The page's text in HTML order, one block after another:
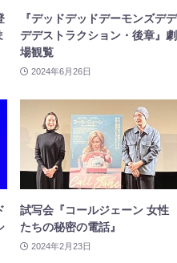
『デッドデッドデーモンズデデ
デデストラクション・後章』劇
場観覧
2024年6月26日
試写会『コールジェーン 女性
たちの秘密の電話』
2024年2月23日